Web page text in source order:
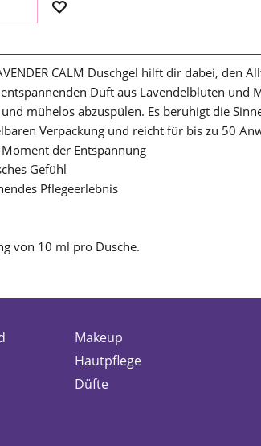
CALM Duschgel hilft dir dabei, den
Duft aus Lavendelblüten und
mühelos abzuspülen. Es beruhigt die
Verpackung und reicht für bis zu 50
der Entspannung
Gefühl
Pflegeerlebnis
von 10 ml pro Dusche.
Makeup
Hautpflege
Düfte